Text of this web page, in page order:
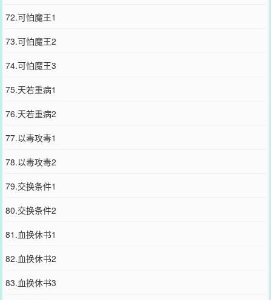
72.可怕魔王1
73.可怕魔王2
74.可怕魔王3
75.天若重病1
76.天若重病2
77.以毒攻毒1
78.以毒攻毒2
79.交换条件1
80.交换条件2
81.血换休书1
82.血换休书2
83.血换休书3